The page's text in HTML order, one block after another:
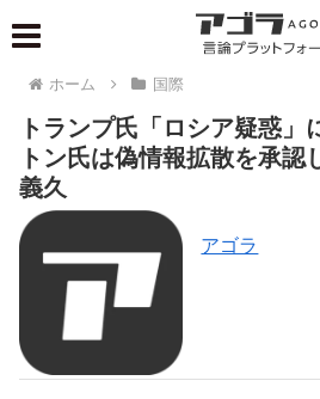
ホーム 国際
トランプ氏「ロシア疑惑」
トン氏は偽情報拡散を承認
義久
アゴラ